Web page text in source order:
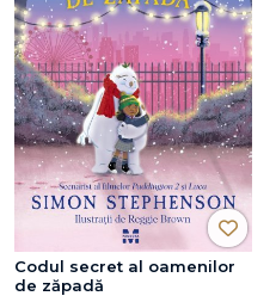
Codul secret al oamenilor
de zăpadă